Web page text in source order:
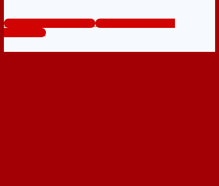
www.cuanhuacuanhom.com
Tổng đài tư vấn miễn phí:
0824.400.400